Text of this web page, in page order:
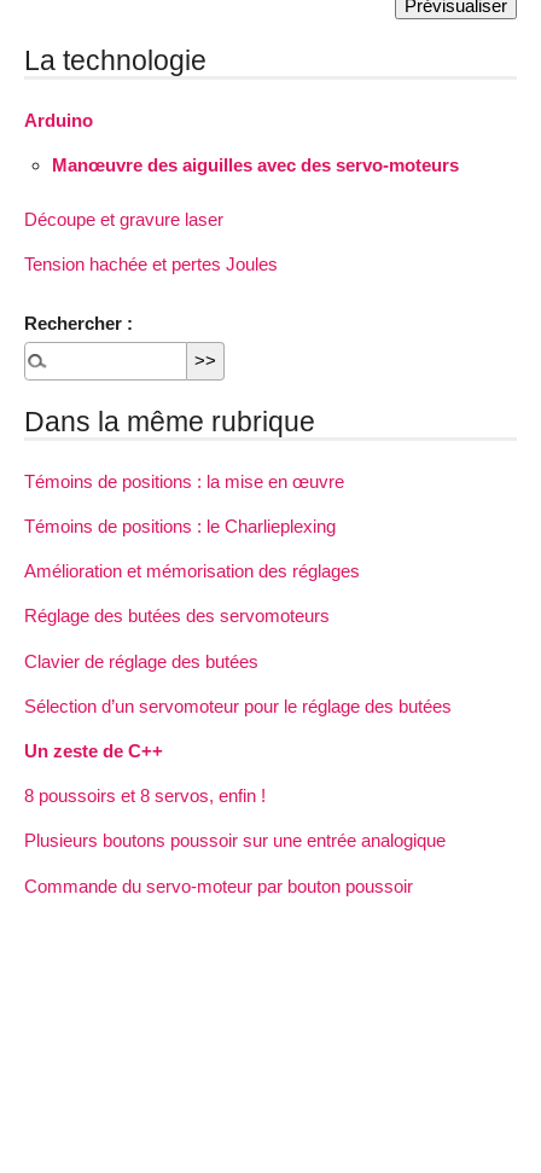
La technologie
Arduino
Manœuvre des aiguilles avec des servo-moteurs
Découpe et gravure laser
Tension hachée et pertes Joules
Rechercher :
Dans la même rubrique
Témoins de positions : la mise en œuvre
Témoins de positions : le Charlieplexing
Amélioration et mémorisation des réglages
Réglage des butées des servomoteurs
Clavier de réglage des butées
Sélection d’un servomoteur pour le réglage des butées
Un zeste de C++
8 poussoirs et 8 servos, enfin !
Plusieurs boutons poussoir sur une entrée analogique
Commande du servo-moteur par bouton poussoir